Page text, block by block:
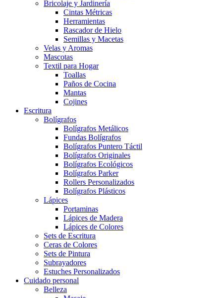
Bricolaje y Jardinería
Cintas Métricas
Herramientas
Rascador de Hielo
Semillas y Macetas
Velas y Aromas
Mascotas
Textil para Hogar
Toallas
Paños de Cocina
Mantas
Cojines
Escritura
Bolígrafos
Bolígrafos Metálicos
Fundas Bolígrafos
Bolígrafos Puntero Táctil
Bolígrafos Originales
Bolígrafos Ecológicos
Bolígrafos Parker
Rollers Personalizados
Bolígrafos Plásticos
Lápices
Portaminas
Lápices de Madera
Lápices de Colores
Sets de Escritura
Ceras de Colores
Sets de Pintura
Subrayadores
Estuches Personalizados
Cuidado personal
Belleza